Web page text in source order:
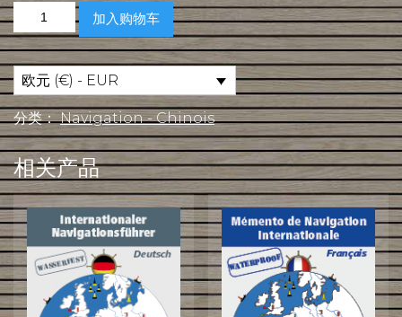
英
语
国
际
航
海
手
册
数
量
加入购物车
欧元 (€) - EUR
分类：Navigation - Chinois
相关产品